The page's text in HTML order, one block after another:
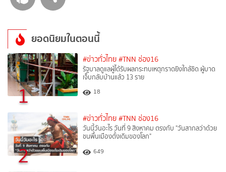
ยอดนิยมในตอนนี้
1
#ข่าวทั่วไทย #TNN ช่อง16
รัฐบาลดูแลผู้ได้รับผลกระทบเหตุกราดยิงใกล้ชิด ผู้บาด
เจ็บกลับบ้านแล้ว 13 ราย
18
2
#ข่าวทั่วไทย #TNN ช่อง16
วันนี้วันอะไร วันที่ 9 สิงหาคม ตรงกับ "วันสากลว่าด้วย
ชนพื้นเมืองดั้งเดิมของโลก"
649